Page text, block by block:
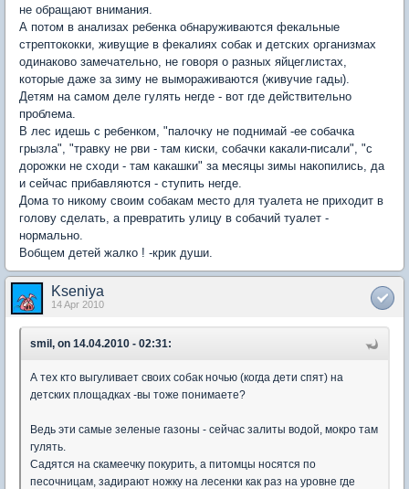
не обращают внимания.
А потом в анализах ребенка обнаруживаются фекальные
стрептококки, живущие в фекалиях собак и детских организмах
одинаково замечательно, не говоря о разных яйцеглистах,
которые даже за зиму не вымораживаются (живучие гады).
Детям на самом деле гулять негде - вот где действительно
проблема.
В лес идешь с ребенком, "палочку не поднимай -ее собачка
грызла", "травку не рви - там киски, собачки какали-писали", "с
дорожки не сходи - там какашки" за месяцы зимы накопились, да
и сейчас прибавляются - ступить негде.
Дома то никому своим собакам место для туалета не приходит в
голову сделать, а превратить улицу в собачий туалет -
нормально.
Вобщем детей жалко ! -крик души.
Kseniya
14 Apr 2010
smil, on 14.04.2010 - 02:31:
А тех кто выгуливает своих собак ночью (когда дети спят) на
детских площадках -вы тоже понимаете?
Ведь эти самые зеленые газоны - сейчас залиты водой, мокро там
гулять.
Садятся на скамеечку покурить, а питомцы носятся по
песочницам, задирают ножку на лесенки как раз на уровне где